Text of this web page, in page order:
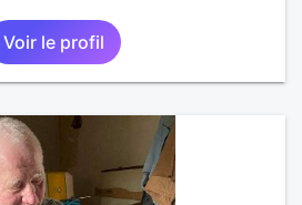
Voir le profil